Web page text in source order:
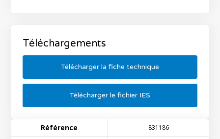
Module de contrôle 220V ON/OFF 1440W
radio fréquence
Module de variation LED TRIAC 220V
200W radio fréquence
Référence : 946003
Téléchargements
Télécharger la fiche technique
Télécharger le fichier IES
Référence 831186